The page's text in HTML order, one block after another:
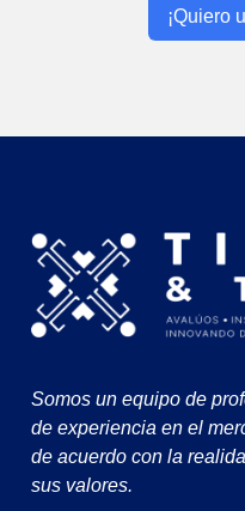
¡Quiero
Somos un equipo de
de experiencia en el
de acuerdo con la
sus valores.